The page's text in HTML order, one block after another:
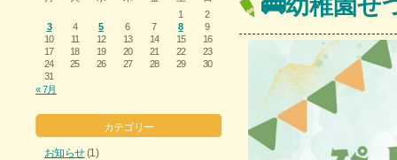
1
2
3
4 5 6 7 8
9
10
11 12 13 14 15
16
17
18 19 20 21 22
23
24
25 26 27 28 29
30
31
« 7月
カテゴリー
お知らせ(1)
🚌幼稚園せ